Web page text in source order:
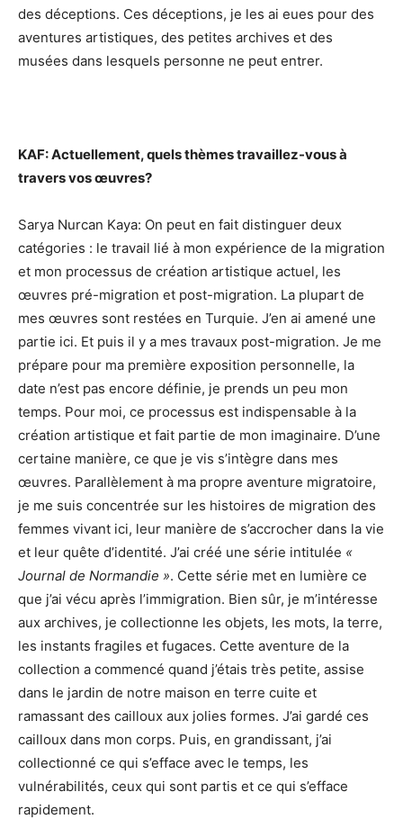
des déceptions. Ces déceptions, je les ai eues pour des
aventures artistiques, des petites archives et des
musées dans lesquels personne ne peut entrer.
KAF: Actuellement, quels thèmes travaillez-vous à
travers vos œuvres?
Sarya Nurcan Kaya: On peut en fait distinguer deux
catégories : le travail lié à mon expérience de la migration
et mon processus de création artistique actuel, les
œuvres pré-migration et post-migration. La plupart de
mes œuvres sont restées en Turquie. J’en ai amené une
partie ici. Et puis il y a mes travaux post-migration. Je me
prépare pour ma première exposition personnelle, la
date n’est pas encore définie, je prends un peu mon
temps. Pour moi, ce processus est indispensable à la
création artistique et fait partie de mon imaginaire. D’une
certaine manière, ce que je vis s’intègre dans mes
œuvres. Parallèlement à ma propre aventure migratoire,
je me suis concentrée sur les histoires de migration des
femmes vivant ici, leur manière de s’accrocher dans la vie
et leur quête d’identité. J’ai créé une série intitulée «
Journal de Normandie ». Cette série met en lumière ce
que j’ai vécu après l’immigration. Bien sûr, je m’intéresse
aux archives, je collectionne les objets, les mots, la terre,
les instants fragiles et fugaces. Cette aventure de la
collection a commencé quand j’étais très petite, assise
dans le jardin de notre maison en terre cuite et
ramassant des cailloux aux jolies formes. J’ai gardé ces
cailloux dans mon corps. Puis, en grandissant, j’ai
collectionné ce qui s’efface avec le temps, les
vulnérabilités, ceux qui sont partis et ce qui s’efface
rapidement.